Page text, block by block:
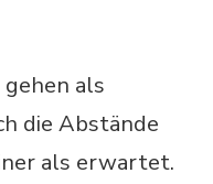
als
die Abstände
als erwartet.